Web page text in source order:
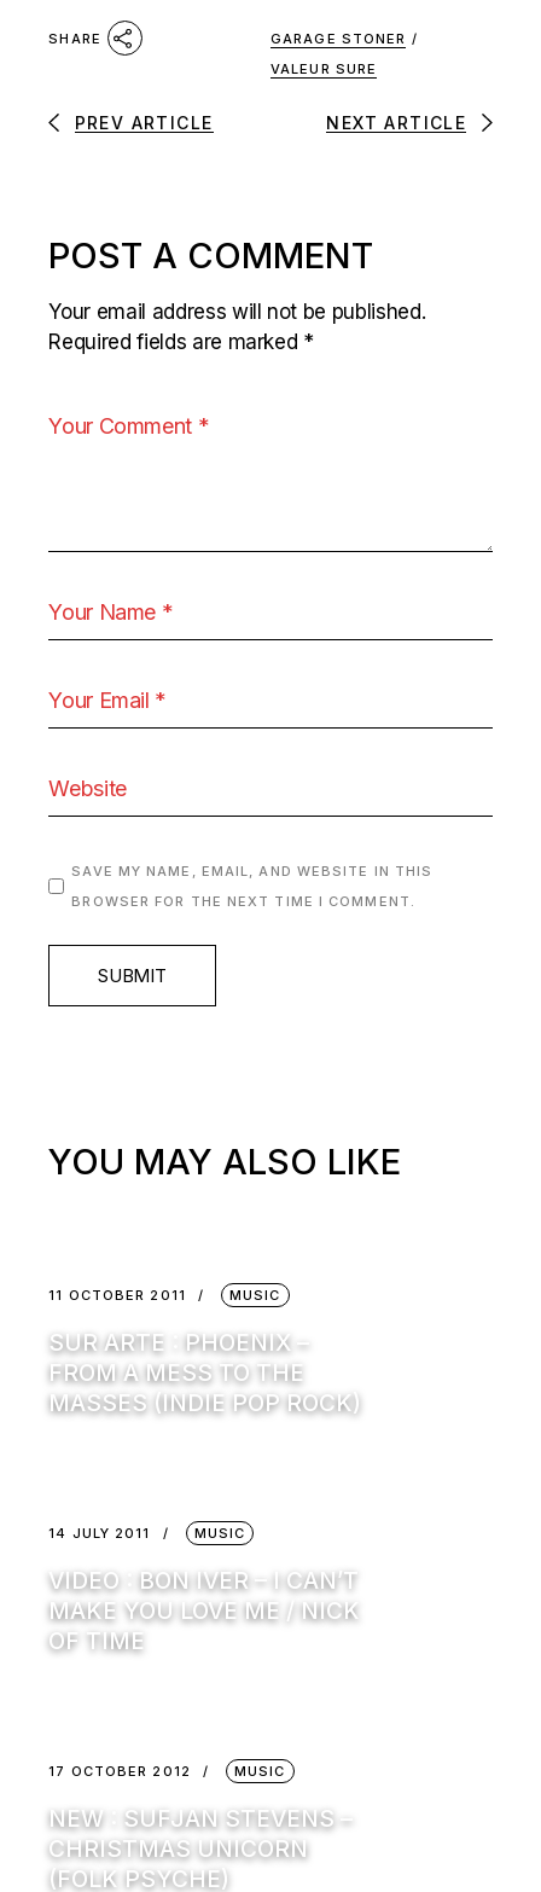
SHARE GARAGE STONER /
VALEUR SURE
PREV ARTICLE NEXT ARTICLE
POST A COMMENT
Your email address will not be published.
Required fields are marked *
SAVE MY NAME, EMAIL, AND WEBSITE IN THIS
BROWSER FOR THE NEXT TIME I COMMENT.
SUBMIT
YOU MAY ALSO LIKE
11 OCTOBER 2011 MUSIC
SUR ARTE : PHOENIX –
FROM A MESS TO THE
MASSES (INDIE POP ROCK)
14 JULY 2011 MUSIC
VIDEO : BON IVER – I CAN’T
MAKE YOU LOVE ME / NICK
OF TIME
17 OCTOBER 2012 MUSIC
NEW : SUFJAN STEVENS –
CHRISTMAS UNICORN
(FOLK PSYCHE)